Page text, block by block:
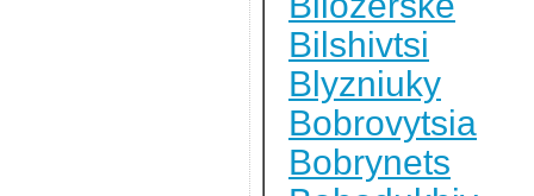
Bilshivtsi
Blyzniuky
Bobrovytsia
Bobrynets